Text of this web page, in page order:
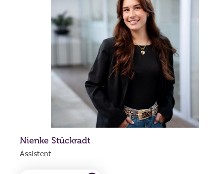
Nienke Stückradt
Assistent